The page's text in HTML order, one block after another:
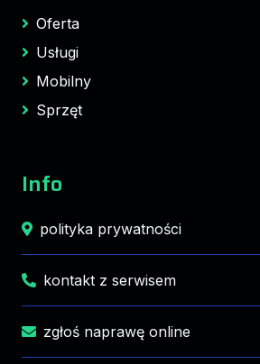
Oferta
Usługi
Mobilny
Sprzęt
Info
polityka prywatności
kontakt z serwisem
zgłoś naprawę online